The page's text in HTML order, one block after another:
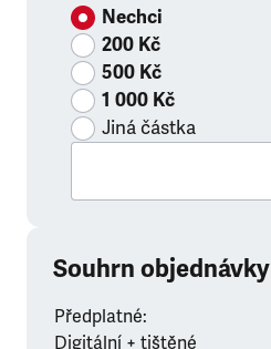
Nechci
200 Kč
500 Kč
1 000 Kč
Jiná částka
Souhrn objednávky
Předplatné:
Digitální + tištěné